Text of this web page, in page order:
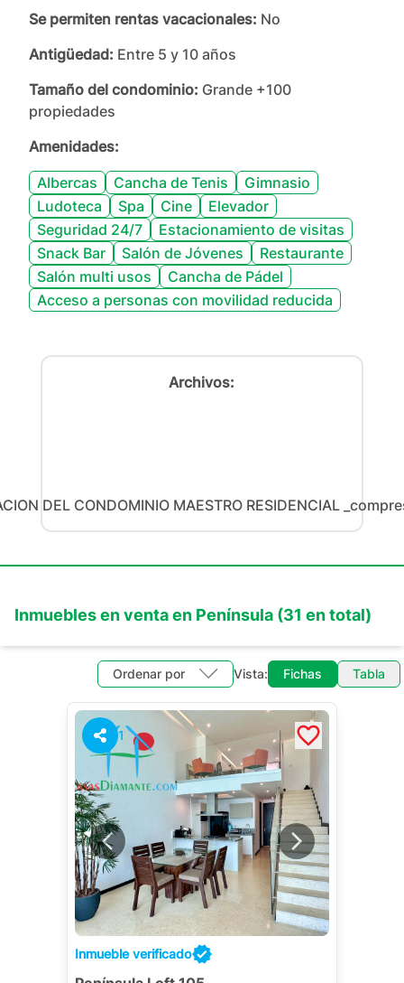
Se permiten rentas vacacionales: No
Antigüedad: Entre 5 y 10 años
Tamaño del condominio: Grande +100
propiedades
Amenidades:
Albercas
Cancha de Tenis
Gimnasio
Ludoteca
Spa Cine
Elevador
Seguridad 24/7
Estacionamiento de visitas
Snack Bar
Salón de Jóvenes
Restaurante
Salón multi usos
Cancha de Pádel
Acceso a personas con movilidad reducida
Archivos:
DEL CONDOMINIO MAESTRO RESIDENCIAL
Inmuebles enventaen Península (31 en total)
Ordenar por Vista: Fichas Tabla
1
Inmueble verificado